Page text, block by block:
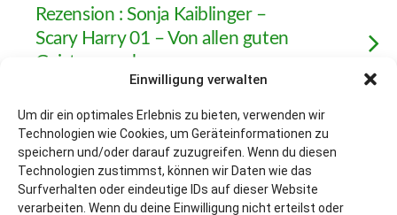
Einwilligung verwalten
Um dir ein optimales Erlebnis zu bieten, verwenden wir
Technologien wie Cookies, um Geräteinformationen zu
speichern und/oder darauf zuzugreifen. Wenn du diesen
Technologien zustimmst, können wir Daten wie das
Surfverhalten oder eindeutige IDs auf dieser Website
verarbeiten. Wenn du deine Einwilligung nicht erteilst oder
Rezension : Sonja Kaiblinger –
Scary Harry 01 – Von allen guten
Geistern verlassen
Zum Seitenanfang
Mobil Desktop